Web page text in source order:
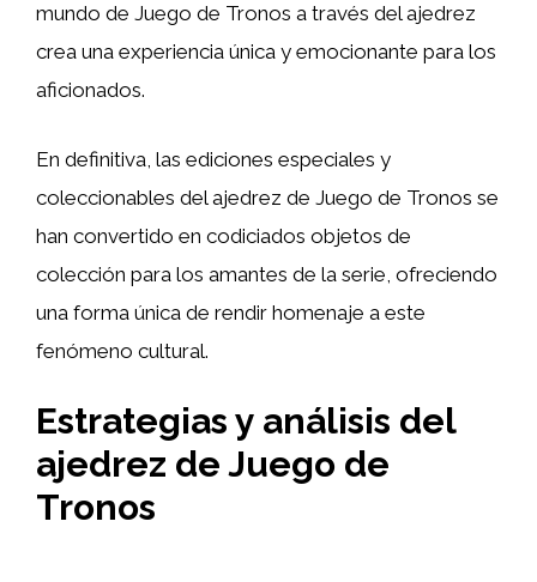
mundo de Juego de Tronos a través del ajedrez
crea una experiencia única y emocionante para los
aficionados.
En definitiva, las ediciones especiales y
coleccionables del ajedrez de Juego de Tronos se
han convertido en codiciados objetos de
colección para los amantes de la serie, ofreciendo
una forma única de rendir homenaje a este
fenómeno cultural.
Estrategias y análisis del
ajedrez de Juego de
Tronos